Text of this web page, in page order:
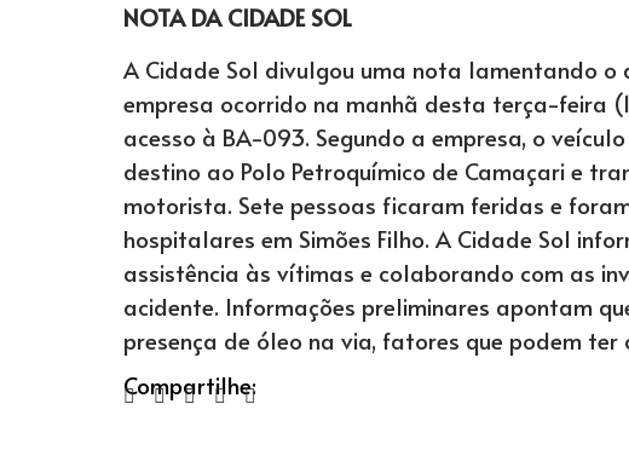
NOTA DA CIDADE SOL
A Cidade Sol divulgou uma nota lamentando o
empresa ocorrido na manhã desta terça-feira
acesso à BA-093. Segundo a empresa, o
destino ao Polo Petroquímico de Camaçari e
motorista. Sete pessoas ficaram feridas e
hospitalares em Simões Filho. A Cidade Sol
assistência às vítimas e colaborando com as
acidente. Informações preliminares apontam
presença de óleo na via, fatores que podem
Compartilhe: